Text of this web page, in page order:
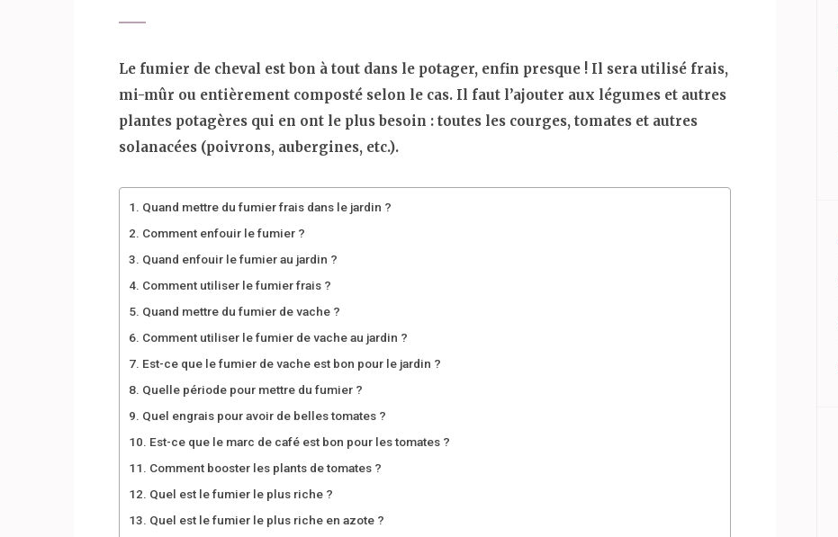
Le fumier de cheval est bon à tout dans le potager, enfin presque ! Il sera utilisé frais,
mi-mûr ou entièrement composté selon le cas. Il faut l’ajouter aux légumes et autres
plantes potagères qui en ont le plus besoin : toutes les courges, tomates et autres
solanacées (poivrons, aubergines, etc.).
Quand mettre du fumier frais dans le jardin ?
Comment enfouir le fumier ?
Quand enfouir le fumier au jardin ?
Comment utiliser le fumier frais ?
Quand mettre du fumier de vache ?
Comment utiliser le fumier de vache au jardin ?
Est-ce que le fumier de vache est bon pour le jardin ?
Quelle période pour mettre du fumier ?
Quel engrais pour avoir de belles tomates ?
Est-ce que le marc de café est bon pour les tomates ?
Comment booster les plants de tomates ?
Quel est le fumier le plus riche ?
Quel est le fumier le plus riche en azote ?